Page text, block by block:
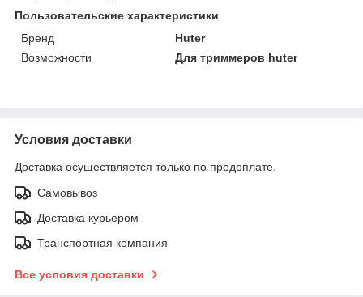
Пользовательские характеристики
Бренд
Huter
Возможности
Для триммеров huter
Условия доставки
Доставка осуществляется только по предоплате.
Самовывоз
Доставка курьером
Транспортная компания
Все условия доставки